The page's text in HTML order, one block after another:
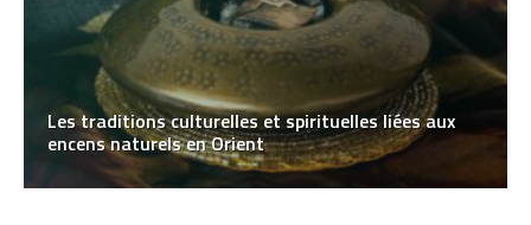
Les traditions culturelles et spirituelles liées aux
encens naturels en Orient